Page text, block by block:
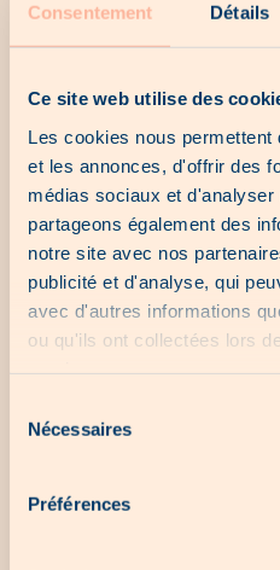
Consentement Détails
Ce site web utilise des
Les cookies nous
et les annonces, d'offrir des
médias sociaux et d'analyser
partageons également des
notre site avec nos
publicité et d'analyse, qui
avec d'autres informations
ou qu'ils ont collectées lors
Nécessaires
Préférences
rappelle que les plus
forcément les
Woodee, votre allié pour
Pour profiter pleinement du
accompagne dans la
des offres près de chez
promotions disponibles, il
déguster un bon bretzel et
luxembourgeoise dans un
Articles